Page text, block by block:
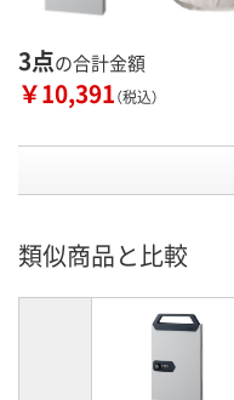
3点の合計金額
￥10,391（税込）
類似商品と比較